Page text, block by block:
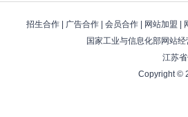
招生合作| 广告合作| 会员合作| 网站加盟 |
国家工业与信息化部网站
江苏
Copyright ©